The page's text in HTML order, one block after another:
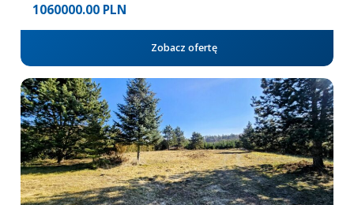
1060000.00 PLN
Zobacz ofertę